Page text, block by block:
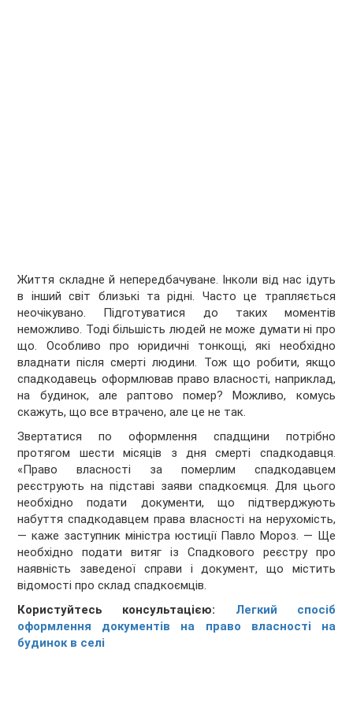
Життя складне й непередбачуване. Інколи від нас ідуть
в інший світ близькі та рідні. Часто це трапляється
неочікувано. Підготуватися до таких моментів
неможливо. Тоді більшість людей не може думати ні про
що. Особливо про юридичні тонкощі, які необхідно
владнати після смерті людини. Тож що робити, якщо
спадкодавець оформлював право власності, наприклад,
на будинок, але раптово помер? Можливо, комусь
скажуть, що все втрачено, але це не так.
Звертатися по оформлення спадщини потрібно
протягом шести місяців з дня смерті спадкодавця.
«Право власності за померлим спадкодавцем
реєструють на підставі заяви спадкоємця. Для цього
необхідно подати документи, що підтверджують
набуття спадкодавцем права власності на нерухомість,
— каже заступник міністра юстиції Павло Мороз. — Ще
необхідно подати витяг із Спадкового реєстру про
наявність заведеної справи і документ, що містить
відомості про склад спадкоємців.
Користуйтесь консультацією: Легкий спосіб
оформлення документів на право власності на
будинок в селі